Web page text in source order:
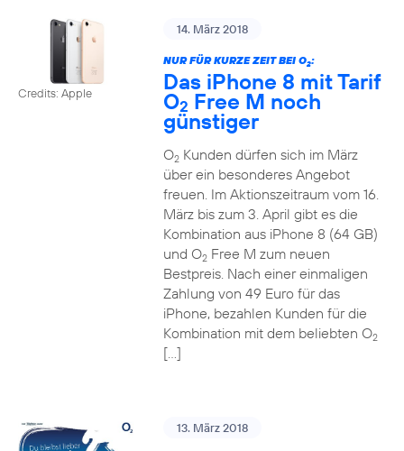
Credits: Apple
14. März 2018
NUR FÜR KURZE ZEIT BEI O2:
Das iPhone 8 mit Tarif
O2 Free M noch
günstiger
O2Kunden dürfen sich im März
über ein besonderes Angebot
freuen. Im Aktionszeitraum vom 16.
März bis zum 3. April gibt es die
Kombination aus iPhone 8 (64 GB)
und O2Free M zum neuen
Bestpreis. Nach einer einmaligen
Zahlung von 49 Euro für das
iPhone, bezahlen Kunden für die
Kombination mit dem beliebten O2
[…]
13. März 2018